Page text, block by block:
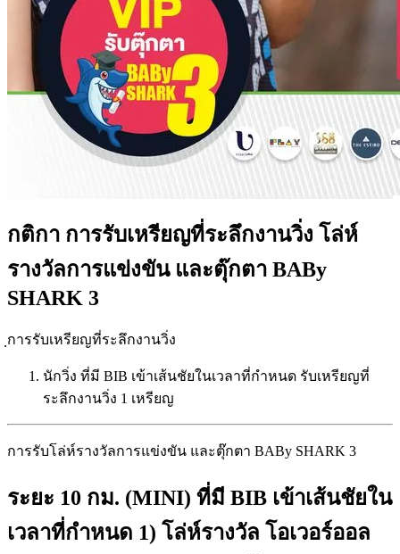
กติกา การรับเหรียญที่ระลึกงานวิ่ง โล่ห์
รางวัลการแข่งขัน และตุ๊กตา BABy
SHARK 3
ฺการรับเหรียญที่ระลึกงานวิ่ง
นักวิ่ง ที่มี BIB เข้าเส้นชัยในเวลาที่กำหนด รับเหรียญที่
ระลึกงานวิ่ง 1 เหรียญ
การรับโล่ห์รางวัลการแข่งขัน และตุ๊กตา BABy SHARK 3
ระยะ 10 กม. (MINI) ที่มี BIB เข้าเส้นชัยใน
เวลาที่กำหนด 1) โล่ห์รางวัล โอเวอร์ออล